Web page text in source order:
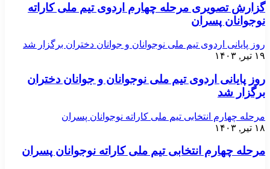
گزارش تصویری مرحله چهارم اردوی تیم ملی کاراته
نوجوانان پسران
روز پایانی اردوی تیم ملی نوجوانان و جوانان دختران برگزار شد
۱۹ تیر, ۱۴۰۳
روز پایانی اردوی تیم ملی نوجوانان و جوانان دختران
برگزار شد
مرحله چهارم انتخابی تیم ملی کاراته نوجوانان پسران
۱۸ تیر, ۱۴۰۳
مرحله چهارم انتخابی تیم ملی کاراته نوجوانان پسران